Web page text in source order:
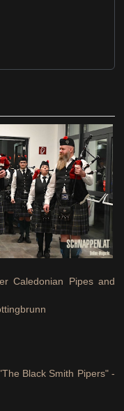
Caledonian Pipes and
Black Smith Pipers" -